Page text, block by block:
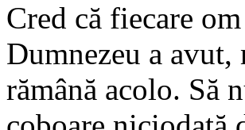
Cred că fiecare
Dumnezeu a avut,
rămână acolo. Să